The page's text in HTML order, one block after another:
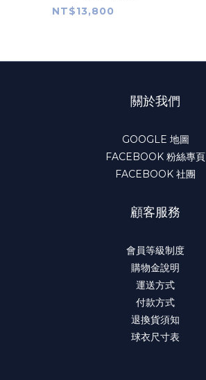
冠軍 金字 開幕戰
Authentic Player
NT$13,800
關於我們
GOOGLE 地圖
FACEBOOK 粉絲專頁
FACEBOOK 社團
顧客服務
會員等級制度
購物金說明
運送方式
付款方式
退換貨須知
球衣尺寸表